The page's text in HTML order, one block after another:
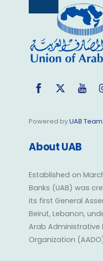
Top
FacebookTwitter
Powered byUAB Team
About UAB
Established on
Banks (UAB) was
its first General
Beirut, Lebanon,
Arab Administrative
Organization